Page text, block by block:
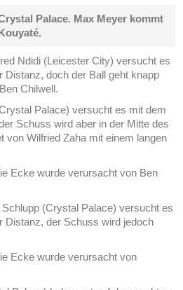
Palace. Max Meyer kommt
Ndidi (Leicester City) versucht es
Distanz, doch der Ball geht knapp
Chilwell.
Palace) versucht es mit dem
Schuss wird aber in der Mitte des
von Wilfried Zaha mit einem langen
Ecke wurde verursacht von Ben
(Crystal Palace) versucht es
Distanz, der Schuss wird jedoch
Ecke wurde verursacht von